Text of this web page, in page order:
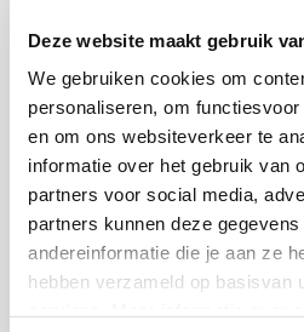
Deze website maakt gebruik
We gebruiken cookies om
personaliseren, om
en om ons websiteverkeer te
informatie over het gebruik van
partners voor social media,
partners kunnen deze
andereinformatie die je aan ze
hebben verzameld op basisvan
April 15, 2026
Read press release